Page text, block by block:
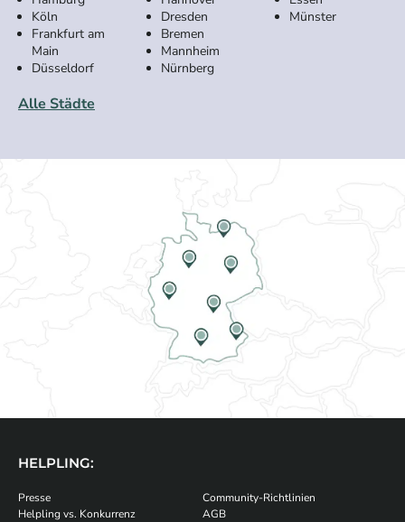
Köln
Frankfurt am
Main
Düsseldorf
Dresden
Bremen
Mannheim
Nürnberg
Münster
Alle Städte
HELPLING:
Presse
Helpling vs. Konkurrenz
Community-Richtlinien
AGB